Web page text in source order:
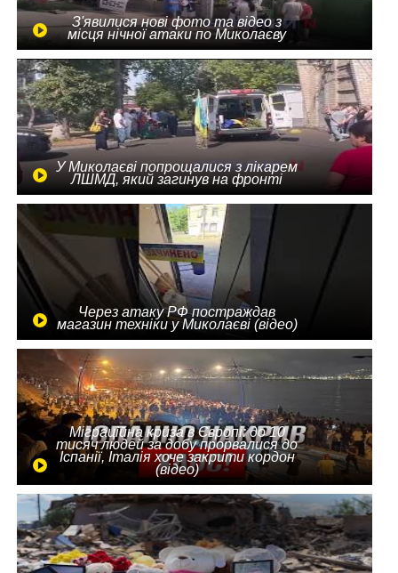
З'явилися нові фото та відео з
місця нічної атаки по Миколаєву
У Миколаєві попрощалися з лікарем
ЛШМД, який загинув на фронті
Через атаку РФ постраждав
магазин техніки у Миколаєві (відео)
Міграційна криза в Європі: до 10
тисяч людей за добу прорвалися до
Іспанії, Італія хоче закрити кордон
(відео)